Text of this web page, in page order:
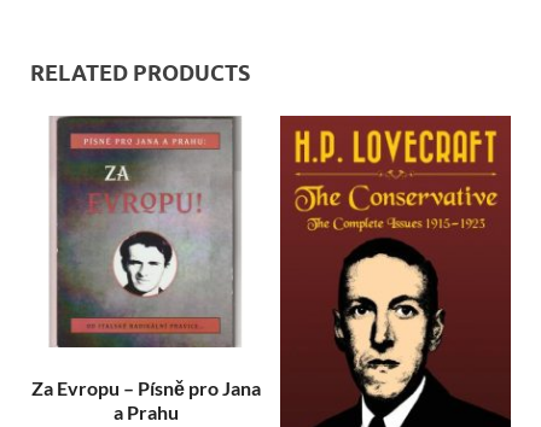
RELATED PRODUCTS
Za Evropu – Písně pro Jana
a Prahu